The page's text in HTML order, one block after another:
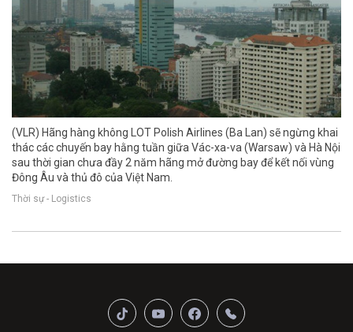
(VLR) Hãng hàng không LOT Polish Airlines (Ba Lan) sẽ ngừng khai
thác các chuyến bay hằng tuần giữa Vác-xa-va (Warsaw) và Hà Nội
sau thời gian chưa đầy 2 năm hãng mở đường bay để kết nối vùng
Đông Âu và thủ đô của Việt Nam.
Thời sự - Logistics